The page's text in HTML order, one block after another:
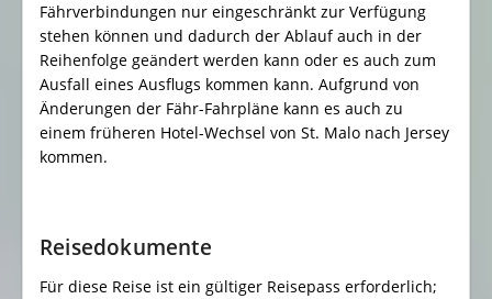
Fährverbindungen nur eingeschränkt zur Verfügung
stehen können und dadurch der Ablauf auch in der
Reihenfolge geändert werden kann oder es auch zum
Ausfall eines Ausflugs kommen kann. Aufgrund von
Änderungen der Fähr-Fahrpläne kann es auch zu
einem früheren Hotel-Wechsel von St. Malo nach Jersey
kommen.
Reisedokumente
Für diese Reise ist ein gültiger Reisepass erforderlich;